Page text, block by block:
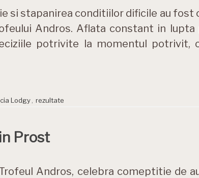
si stapanirea conditiilor dificile au fost
Andros. Aflata constant in
potrivite la momentul potrivit,
Lodgy rezultate
Prost
Andros, celebra comeptitie de